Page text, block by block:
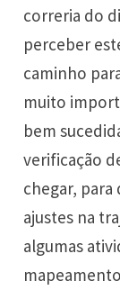
correria do
perceber
caminho
muito
bem
verificação
chegar,
ajustes na
algumas